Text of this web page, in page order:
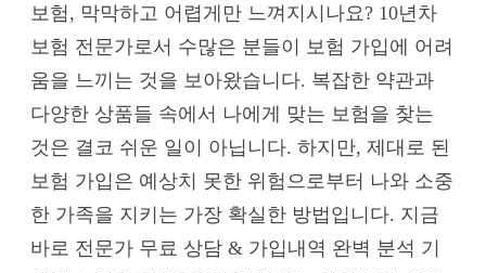
보험, 막막하고 어렵게만 느껴지시나요? 10년차
보험 전문가로서 수많은 분들이 보험 가입에 어려
움을 느끼는 것을 보아왔습니다. 복잡한 약관과
다양한 상품들 속에서 나에게 맞는 보험을 찾는
것은 결코 쉬운 일이 아닙니다. 하지만, 제대로 된
보험 가입은 예상치 못한 위험으로부터 나와 소중
한 가족을 지키는 가장 확실한 방법입니다. 지금
바로 전문가 무료 상담 & 가입내역 완벽 분석 기